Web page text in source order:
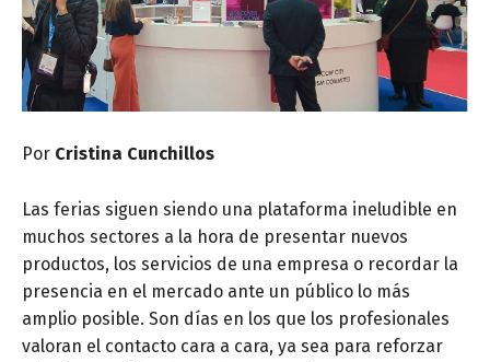
Por Cristina Cunchillos
Las ferias siguen siendo una plataforma ineludible en
muchos sectores a la hora de presentar nuevos
productos, los servicios de una empresa o recordar la
presencia en el mercado ante un público lo más
amplio posible. Son días en los que los profesionales
valoran el contacto cara a cara, ya sea para reforzar